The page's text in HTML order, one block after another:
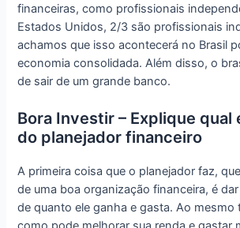
financeiras, como profissionais
Estados Unidos, 2/3 são profissionais
achamos que isso acontecerá no Brasil
economia consolidada. Além disso, o
de sair de um grande banco.
Bora Investir – Explique qual
do planejador financeiro
A primeira coisa que o planejador faz,
de uma boa organização financeira, é
de quanto ele ganha e gasta. Ao mesmo